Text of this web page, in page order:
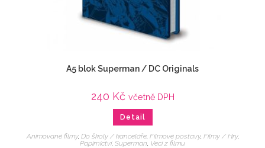
A5 blok Superman / DC Originals
240 Kč včetně DPH
Detail
Animované filmy, Do školy / kanceláře, Filmové postavy, Filmy / Hry,
Papírnictví, Superman Veci z filmu